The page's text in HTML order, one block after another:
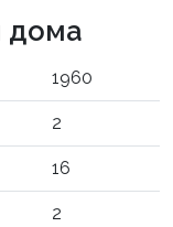
дома
1960
2
16
2